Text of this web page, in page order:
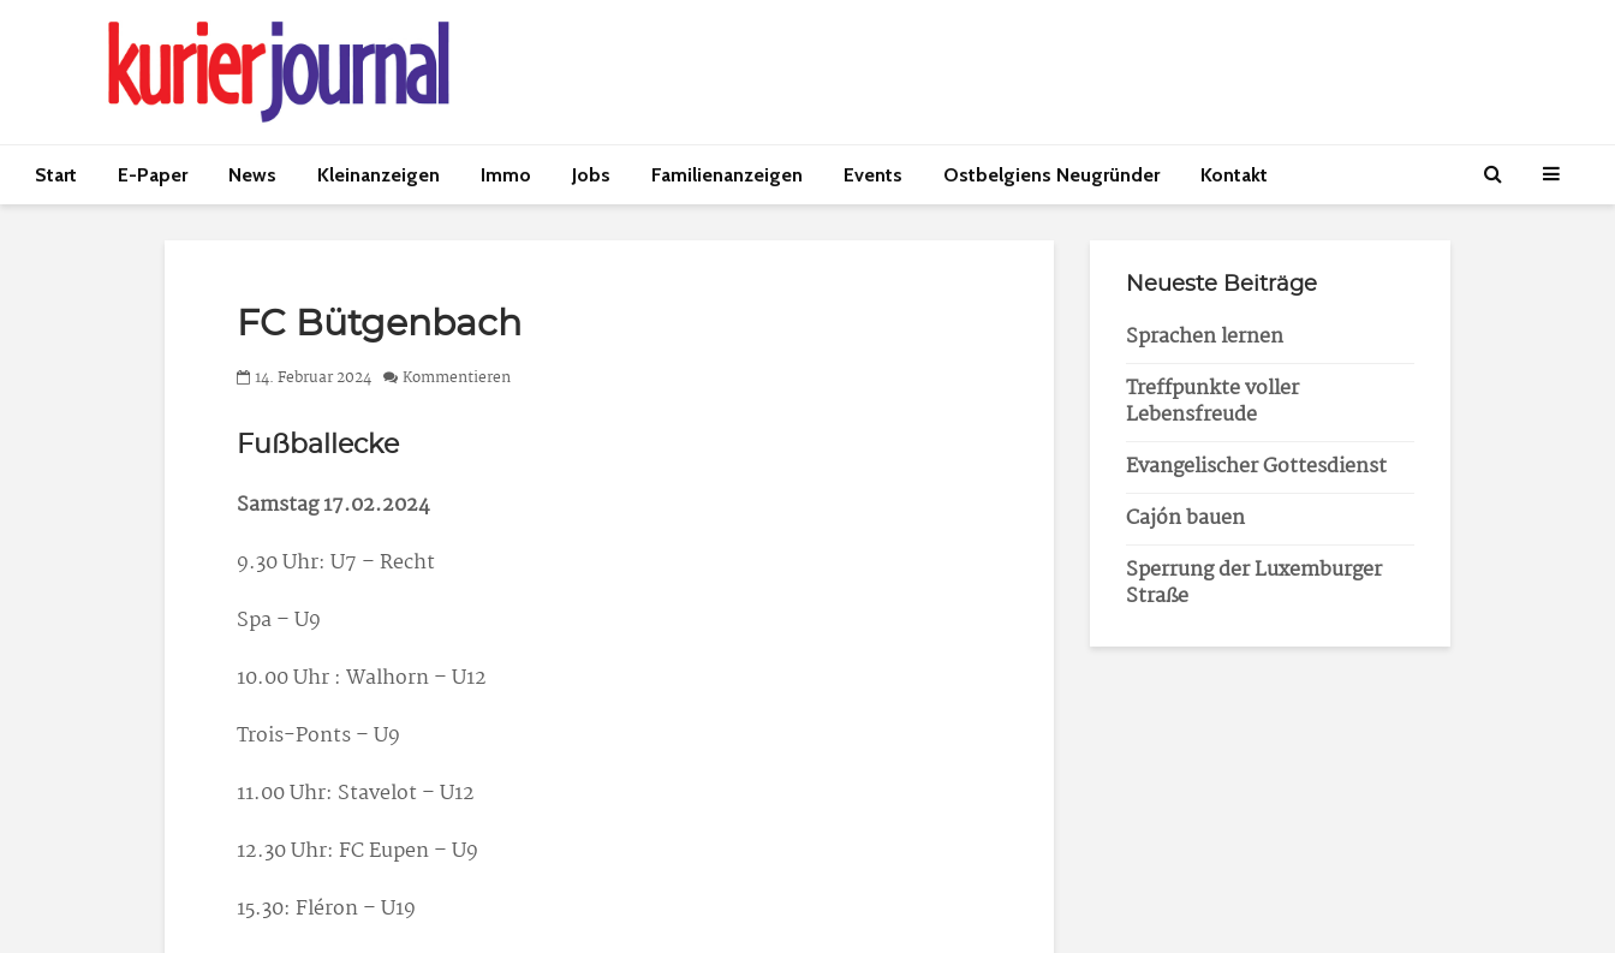
Start E-Paper News Kleinanzeigen Immo Jobs Familienanzeigen Events Ostbelgiens Neugründer Kontakt
FC Bütgenbach
14. Februar 2024 Kommentieren
Fußballecke
Samstag 17.02.2024
9.30 Uhr: U7 – Recht
Spa – U9
10.00 Uhr : Walhorn – U12
Trois-Ponts – U9
11.00 Uhr: Stavelot – U12
12.30 Uhr: FC Eupen – U9
15.30: Fléron – U19
Neueste Beiträge
Sprachen lernen
Treffpunkte voller
Lebensfreude
Evangelischer Gottesdienst
Cajón bauen
Sperrung der Luxemburger
Straße